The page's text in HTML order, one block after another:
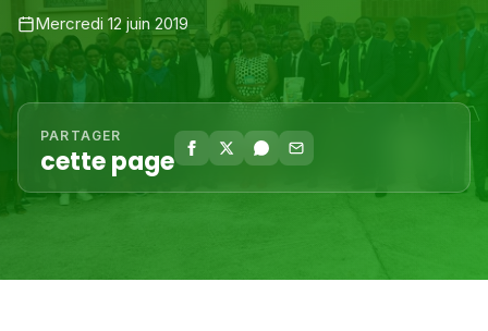
Mercredi 12 juin 2019
PARTAGER
cette page